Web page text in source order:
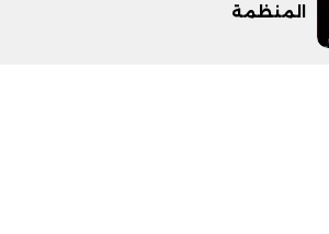
المنظمة